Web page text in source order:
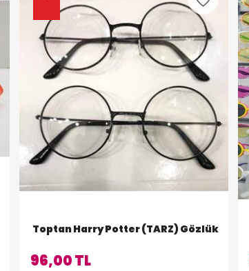
Toptan Harry Potter (TARZ) Gözlük
96,00 TL